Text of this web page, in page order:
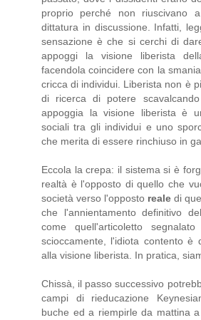
proprio perché non riuscivano
dittatura in discussione. Infatti,
sensazione è che si cerchi di
appoggi la visione liberista
facendola coincidere con la
cricca di individui. Liberista non è
di ricerca di potere
appoggia la visione liberista è
sociali tra gli individui e uno
che merita di essere rinchiuso in
Eccola la crepa: il sistema si è
realtà è l'opposto di quello che
società verso l'opposto reale di
che l'annientamento definitivo
come quell'articoletto
scioccamente, l'idiota contento è
alla visione liberista. In pratica,
Chissà, il passo successivo
campi di rieducazione
buche ed a riempirle da mattina